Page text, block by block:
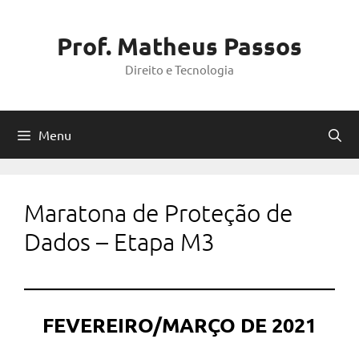
Prof. Matheus Passos
Direito e Tecnologia
Menu
Maratona de Proteção de
Dados – Etapa M3
FEVEREIRO/MARÇO DE 2021